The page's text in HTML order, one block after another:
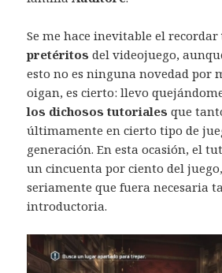
Se me hace inevitable el recordar
pretéritos del videojuego,
esto no es ninguna novedad por
oigan, es cierto: llevo
los dichosos tutorialesque
últimamente en cierto tipo de
generación. En esta ocasión, el
un cincuenta por ciento del
seriamente que fuera necesaria
introductoria.